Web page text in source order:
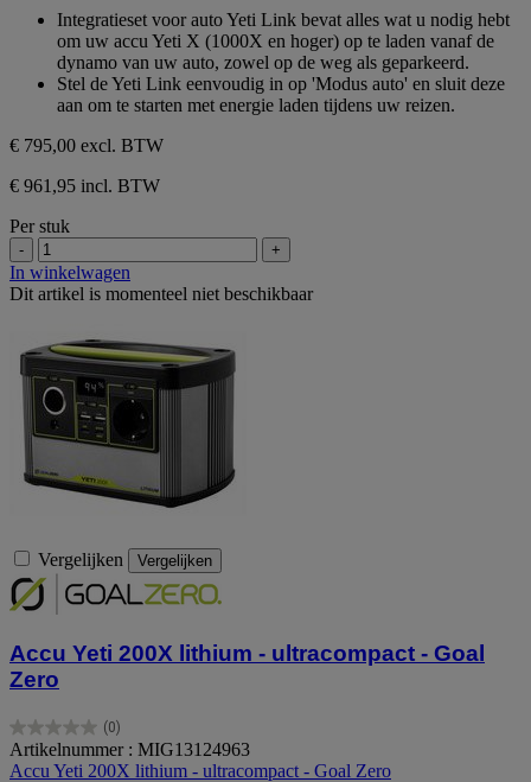
sterren.
Integratieset voor auto Yeti Link bevat alles wat u nodig hebt
om uw accu Yeti X (1000X en hoger) op te laden vanaf de
dynamo van uw auto, zowel op de weg als geparkeerd.
Stel de Yeti Link eenvoudig in op 'Modus auto' en sluit deze
aan om te starten met energie laden tijdens uw reizen.
€ 795,00 excl. BTW
€ 961,95 incl. BTW
Per stuk
- +
In winkelwagen
Dit artikel is momenteel niet beschikbaar
Vergelijken Vergelijken
Accu Yeti 200X lithium - ultracompact - Goal
Zero
(0)
0.0
van
Artikelnummer : MIG13124963
Accu Yeti 200X lithium - ultracompact - Goal Zero